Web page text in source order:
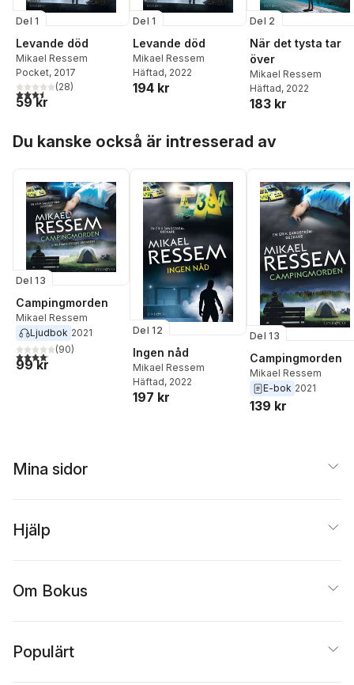
Del 1
Levande död
Mikael Ressem
Pocket, 2017
3,5utav 5 stjärnor. Totalt antal röster:
(28)
59 kr
Del 1
Levande död
Mikael Ressem
Häftad, 2022
194 kr
Del 2
När det tysta tar
över
Mikael Ressem
Häftad, 2022
183 kr
Du kanske också är intresserad av
Del 13
Campingmorden
Mikael Ressem
Ljudbok 2021
4,1utav 5 stjärnor. Totalt antal röster:
(90)
99 kr
Del 12
Ingen nåd
Mikael Ressem
Häftad, 2022
197 kr
Del 13
Campingmorden
Mikael Ressem
E-bok 2021
139 kr
Mina sidor
Hjälp
Om Bokus
Populärt